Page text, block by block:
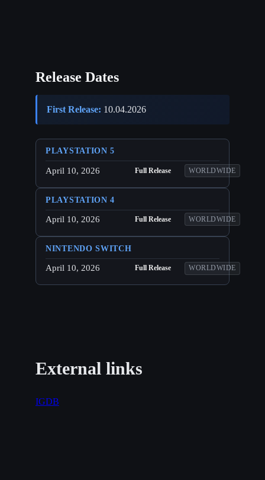
Release Dates
First Release: 10.04.2026
PLAYSTATION 5
April 10, 2026 Full Release WORLDWIDE
PLAYSTATION 4
April 10, 2026 Full Release WORLDWIDE
NINTENDO SWITCH
April 10, 2026 Full Release WORLDWIDE
External links
IGDB